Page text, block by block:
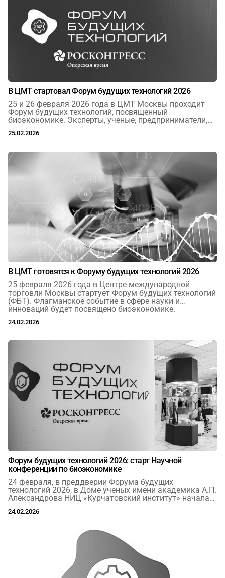
В ЦМТ стартовал Форум будущих технологий 2026
25 и 26 февраля 2026 года в ЦМТ Москвы проходит
Форум будущих технологий, посвященный
биоэкономике. Эксперты, ученые, предприниматели,
обозначить векторы технологического лидерства
25.02.2026
В ЦМТ готовятся к Форуму будущих технологий 2026
25 февраля 2026 года в Центре международной
торговли Москвы стартует Форум будущих технологий
(ФБТ). Флагманское событие в сфере науки и
инноваций будет посвящено биоэкономике.
24.02.2026
Форум будущих технологий 2026: старт Научной
конференции по биоэкономике
24 февраля, в преддверии Форума будущих
технологий 2026, в Доме ученых имени академика А.П.
Александрова НИЦ «Курчатовский институт» начала
обеспечению биоэкономики.
24.02.2026